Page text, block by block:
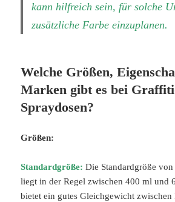
kann hilfreich sein, für solche
zusätzliche Farbe einzuplanen.
Welche Größen,
Marken gibt es bei
Spraydosen?
Größen:
Standardgröße: Die Standardgröße
liegt in der Regel zwischen 400 ml und
bietet ein gutes Gleichgewicht